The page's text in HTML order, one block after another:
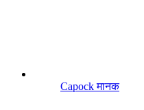
Capock मानक